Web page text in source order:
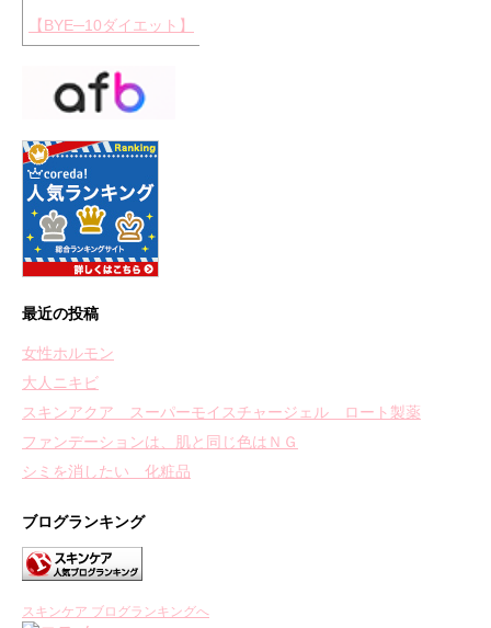
【BYE─10ダイエット】
最近の投稿
女性ホルモン
大人ニキビ
スキンアクア スーパーモイスチャージェル ロート製薬
ファンデーションは、肌と同じ色はＮＧ
シミを消したい 化粧品
ブログランキング
スキンケア ブログランキングへ